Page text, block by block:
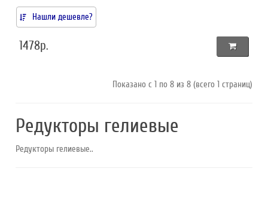
Нашли дешевле?
1478р.
Показано с 1 по 8 из 8 (всего 1 страниц)
Редукторы гелиевые
Редукторы гелиевые..